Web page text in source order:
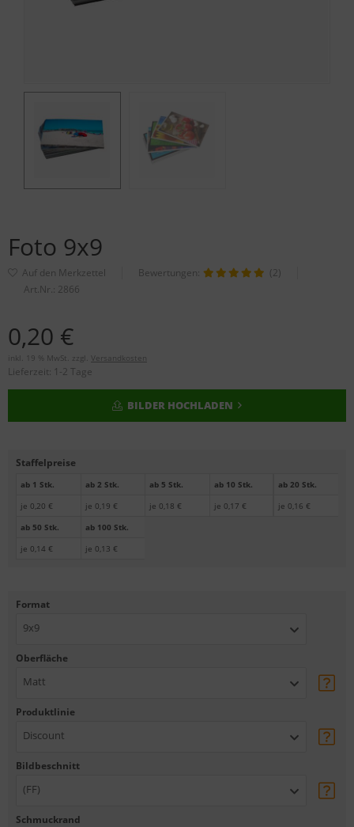
Foto 9x9
Bewertungen:
(2)
Art.Nr.: 2866
0,20 €
inkl. 19 % MwSt. zzgl. Versandkosten
Lieferzeit: 1-2 Tage
BILDER HOCHLADEN
Staffelpreise
ab 1 Stk.
je 0,20 €
ab 2 Stk.
je 0,19 €
ab 5 Stk.
je 0,18 €
ab 10 Stk.
je 0,17 €
ab 20 Stk.
je 0,16 €
ab 50 Stk.
je 0,14 €
ab 100 Stk.
je 0,13 €
Format
9x9
Oberfläche
Matt
Produktlinie
Discount
Bildbeschnitt
(FF)
Schmuckrand